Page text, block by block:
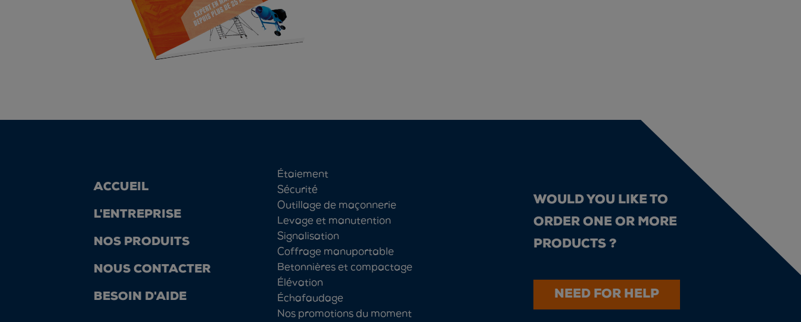
ACCUEIL
L'ENTREPRISE
NOS PRODUITS
NOUS CONTACTER
BESOIN D'AIDE
Étaiement
Sécurité
Outillage de maçonnerie
Levage et manutention
Signalisation
Coffrage manuportable
Betonnières et compactage
Élévation
Échafaudage
Nos promotions du moment
WOULD YOU LIKE TO
ORDER ONE OR MORE
PRODUCTS ?
NEED FOR HELP